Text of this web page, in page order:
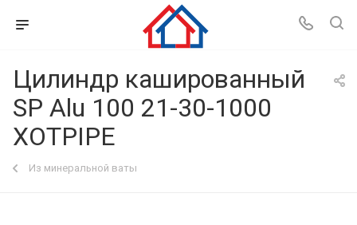
Цилиндр кашированный
SP Alu 100 21-30-1000
XOTPIPE
Из минеральной ваты